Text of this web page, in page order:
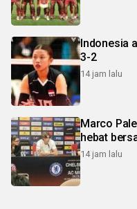
Indonesia
3-2
14 jam lalu
Marco
hebat
14 jam lalu